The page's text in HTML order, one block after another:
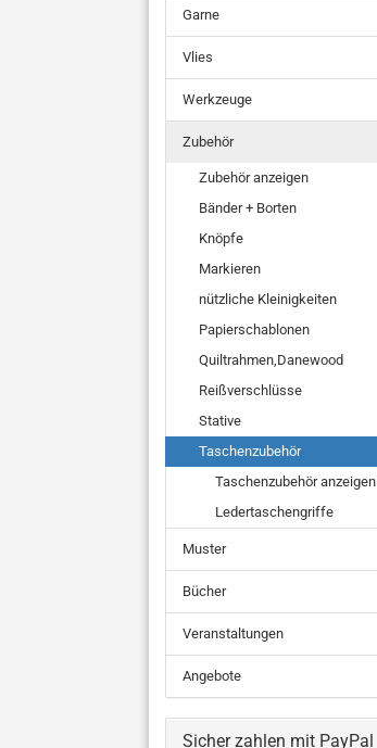
Garne
Vlies
Werkzeuge
Zubehör
Zubehör anzeigen
Bänder + Borten
Knöpfe
Markieren
nützliche Kleinigkeiten
Papierschablonen
Quiltrahmen,Danewood
Reißverschlüsse
Stative
Taschenzubehör
Taschenzubehör anzeigen
Ledertaschengriffe
Muster
Bücher
Veranstaltungen
Angebote
Sicher zahlen mit PayPal